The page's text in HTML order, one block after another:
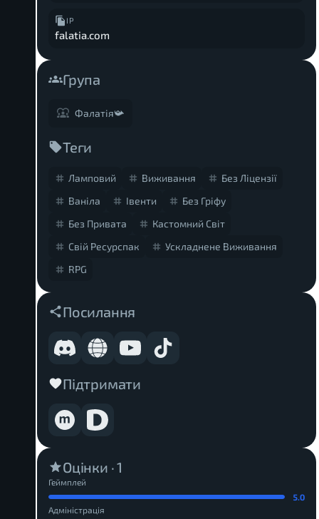
IP
falatia.com
Група
Фалатія📯
Теги
Ламповий Виживання
Без Ліцензії
Ваніла
Івенти
Без Гріфу
Без Привата
Кастомний Світ
Свій Ресурспак
Ускладнене Виживання
RPG
Посилання
Підтримати
Оцінки ·1
Геймплей
5.0
Адміністрація